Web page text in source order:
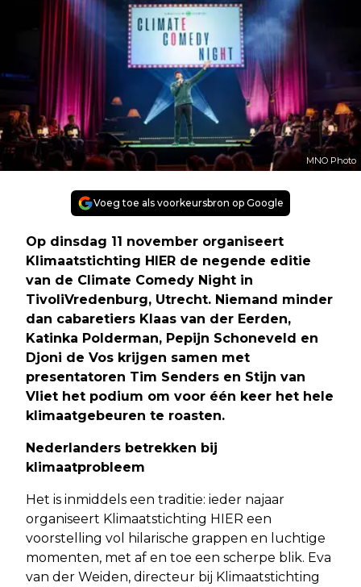
MNO Photo
Voeg toe als voorkeursbron op Google
Op dinsdag 11 november organiseert
Klimaatstichting HIER de negende editie
van de Climate Comedy Night in
TivoliVredenburg, Utrecht. Niemand minder
dan cabaretiers Klaas van der Eerden,
Katinka Polderman, Pepijn Schoneveld en
Djoni de Vos krijgen samen met
presentatoren Tim Senders en Stijn van
Vliet het podium om voor één keer het hele
klimaatgebeuren te roasten.
Nederlanders betrekken bij
klimaatprobleem
Het is inmiddels een traditie: ieder najaar
organiseert Klimaatstichting HIER een
voorstelling vol hilarische grappen en luchtige
momenten, met af en toe een scherpe blik. Eva
van der Weiden, directeur bij Klimaatstichting